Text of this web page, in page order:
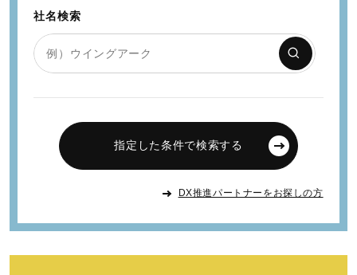
社名検索
指定した条件で検索する
DX推進パートナーをお探しの方